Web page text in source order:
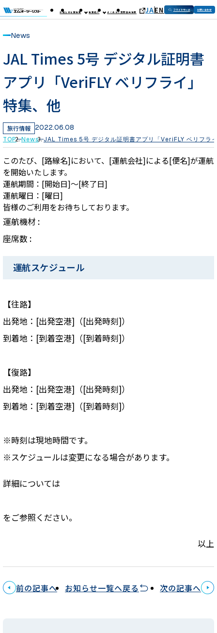
お知らせ企業情報 事業紹介 よくあるご質問採用情報 JAEN フライトサーチ お問い合わせ
News
JAL Times 5号 デジタル証明書
アプリ「VeriFLY ベリフライ」
特集、他
旅行情報 2022.06.08
TOP News JAL Times 5号 デジタル証明書アプリ「VeriFLY ベリフラ
このたび、[路線名]において、[運航会社]による[便名]が運航
を開始いたします。
運航期間：[開始日]～[終了日]
運航曜日：[曜日]
皆様のご利用をお待ちしております。
運航機材 :
座席数 :
運航スケジュール
【往路】
出発地：[出発空港]（[出発時刻]）
到着地：[到着空港]（[到着時刻]）
【復路】
出発地：[出発空港]（[出発時刻]）
到着地：[到着空港]（[到着時刻]）
※時刻は現地時間です。
※スケジュールは変更になる場合があります。
詳細については
をご参照ください。
以上
前の記事へ お知らせ一覧へ戻る 次の記事へ